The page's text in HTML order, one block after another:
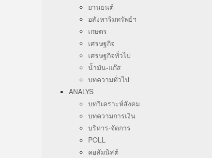
ยานยนต์
อสังหาริมทรัพย์ฯ
เกษตร
เศรษฐกิจ
เศรษฐกิจทั่วไป
น้ำมัน-แก๊ส
บทความทั่วไป
ANALYS
บทวิเคราะห์สังคม
บทความการเงิน
บริหาร-จัดการ
POLL
คอลัมนิสต์